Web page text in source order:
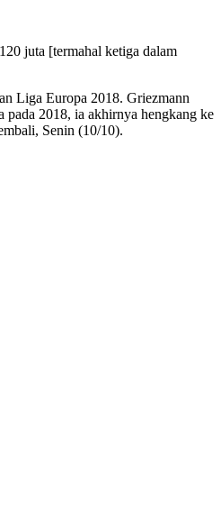
juta [termahal ketiga dalam
Liga Europa 2018. Griezmann
pada 2018, ia akhirnya hengkang ke
Senin (10/10).